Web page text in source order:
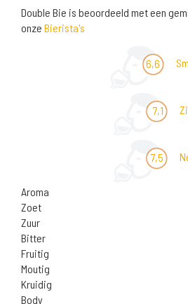
Double Bie is beoordeeld met een
onze Bierista's
6,6
7,1
7,5
Aroma
Zoet
Zuur
Bitter
Fruitig
Moutig
Kruidig
Body